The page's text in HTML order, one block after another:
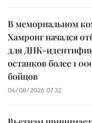
В мемориальном
Хамронг начался
для ДНК-
останков более 1
бойцов
04/08/2026 07:32